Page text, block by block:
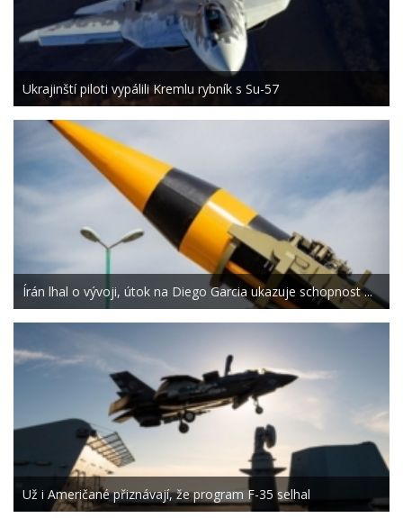
Ukrajinští piloti vypálili Kremlu rybník s Su-57
Írán lhal o vývoji, útok na Diego Garcia ukazuje schopnost ...
Už i Američané přiznávají, že program F-35 selhal